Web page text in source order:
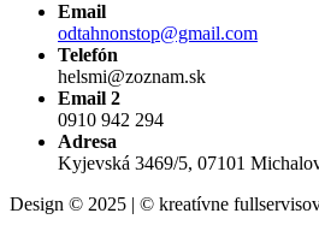
Email
odtahnonstop@gmail.com
Telefón
helsmi@zoznam.sk
Email 2
0910 942 294
Adresa
Kyjevská 3469/5, 07101
Design © 2025 | © kreatívne